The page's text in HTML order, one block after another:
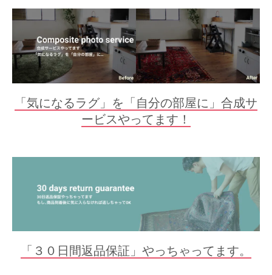
「気になるラグ」を「自分の部屋に」合成サ
ービスやってます！
「３０日間返品保証」やっちゃってます。